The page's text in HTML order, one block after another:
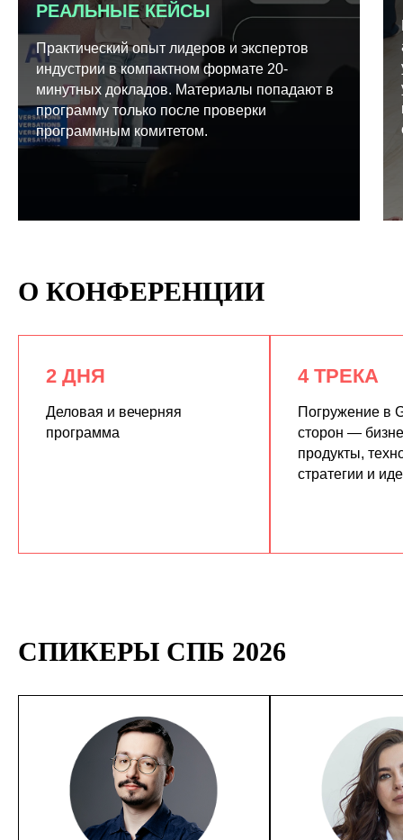
РЕАЛЬНЫЕ КЕЙСЫ
Практический опыт лидеров и экспертов
индустрии в компактном формате 20-
минутных докладов. Материалы попадают в
программу только после проверки
программным комитетом.
О КОНФЕРЕНЦИИ
2 ДНЯ
Деловая и вечерняя
программа
4 ТРЕКА
Погружение в
сторон —
продукты,
стратегии и
СПИКЕРЫ СПБ 2026